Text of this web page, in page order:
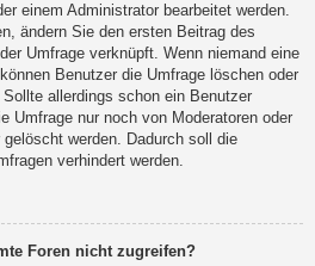
einem Administrator bearbeitet werden.
ändern Sie den ersten Beitrag des
Umfrage verknüpft. Wenn niemand eine
Benutzer die Umfrage löschen oder
allerdings schon ein Benutzer
Umfrage nur noch von Moderatoren oder
werden. Dadurch soll die
verhindert werden.
Foren nicht zugreifen?